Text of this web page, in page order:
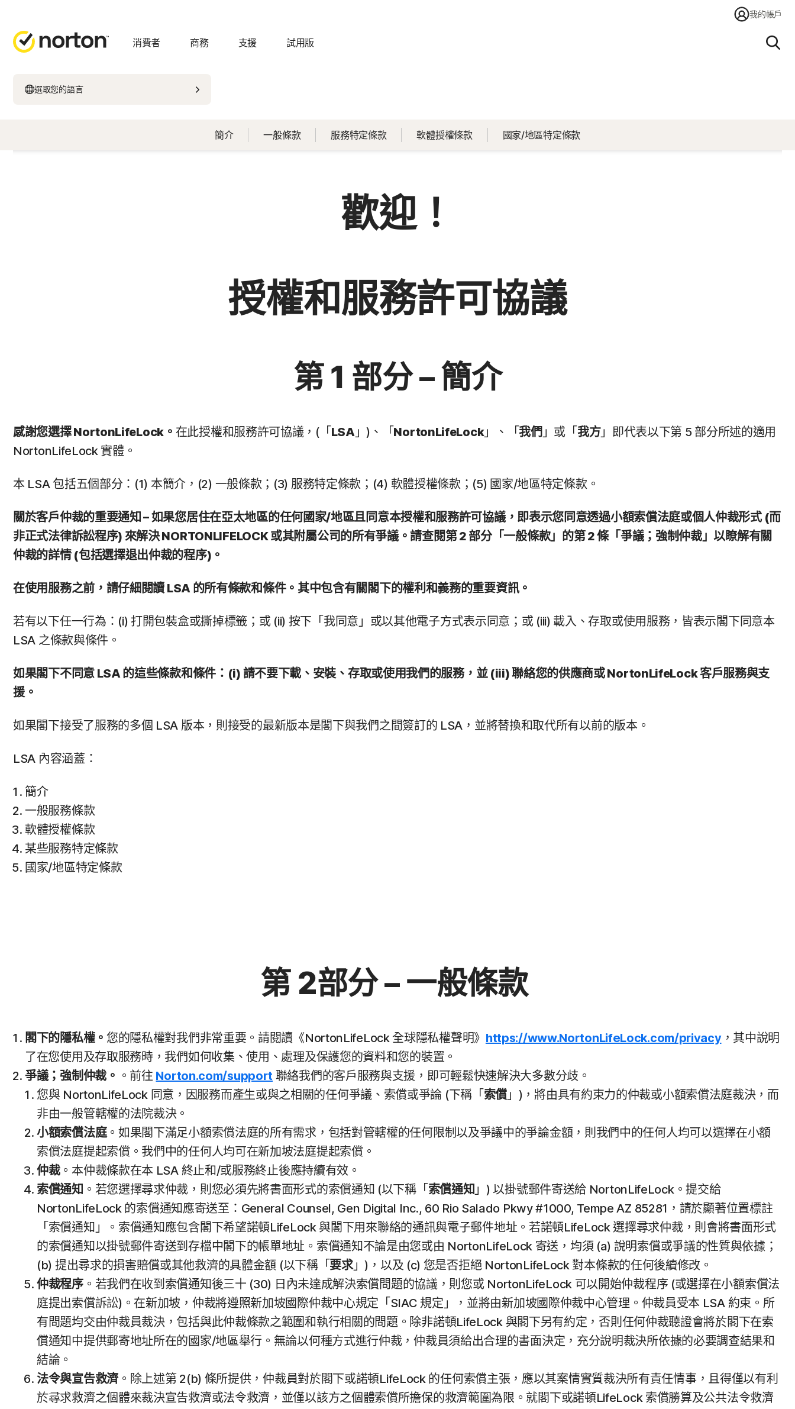
我的帳戶
消費者 商務 支援 試用版 搜尋
選取您的語言
簡介 一般條款 服務特定條款 軟體授權條款 國家/地區特定條款
歡迎！
授權和服務許可協議
第 1 部分 – 簡介
感謝您選擇 NortonLifeLock。 在此授權和服務許可協議，(「 LSA」)、「 NortonLifeLock」、「我們 」或「 我方」即代表以下第 5 部分所述的適用
NortonLifeLock 實體。
本 LSA 包括五個部分：(1) 本簡介，(2) 一般條款；(3) 服務特定條款；(4) 軟體授權條款；(5) 國家/地區特定條款。
關於客戶仲裁的重要通知 – 如果您居住在亞太地區的任何國家/地區且同意本授權和服務許可協議，即表示您同意透過小額索償法庭或個人仲裁形式 (而
非正式法律訴訟程序) 來解決 NORTONLIFELOCK 或其附屬公司的所有爭議。請查閱第 2 部分「一般條款」的第 2 條「爭議；強制仲裁」以瞭解有關
仲裁的詳情 (包括選擇退出仲裁的程序)。
在使用服務之前，請仔細閱讀 LSA 的所有條款和條件。其中包含有關閣下的權利和義務的重要資訊。
若有以下任一行為：(i) 打開包裝盒或撕掉標籤；或 (ii) 按下「我同意」或以其他電子方式表示同意；或 (iii) 載入、存取或使用服務，皆表示閣下同意本
LSA 之條款與條件。
如果閣下不同意 LSA 的這些條款和條件：(i) 請不要下載、安裝、存取或使用我們的服務，並 (iii) 聯絡您的供應商或 NortonLifeLock 客戶服務與支
援。
如果閣下接受了服務的多個 LSA 版本，則接受的最新版本是閣下與我們之間簽訂的 LSA，並將替換和取代所有以前的版本。
LSA 內容涵蓋：
簡介
一般服務條款
軟體授權條款
某些服務特定條款
國家/地區特定條款
第 2部分 – 一般條款
閣下的隱私權。 您的隱私權對我們非常重要。請閱讀《NortonLifeLock 全球隱私權聲明》 https://www.NortonLifeLock.com/privacy，其中說明
了在您使用及存取服務時，我們如何收集、使用、處理及保護您的資料和您的裝置。
爭議；強制仲裁。 。前往 Norton.com/support 聯絡我們的客戶服務與支援，即可輕鬆快速解決大多數分歧。
您與 NortonLifeLock 同意，因服務而產生或與之相關的任何爭議、索償或爭論 (下稱「 索償 」)，將由具有約束力的仲裁或小額索償法庭裁決，而
非由一般管轄權的法院裁決。
小額索償法庭。如果閣下滿足小額索償法庭的所有需求，包括對管轄權的任何限制以及爭議中的爭論金額，則我們中的任何人均可以選擇在小額
索償法庭提起索償。我們中的任何人均可在新加坡法庭提起索償。
仲裁。本仲裁條款在本 LSA 終止和/或服務終止後應持續有效。
索償通知 。若您選擇尋求仲裁，則您必須先將書面形式的索償通知 (以下稱「 索償通知 」) 以掛號郵件寄送給 NortonLifeLock。提交給
NortonLifeLock 的索償通知應寄送至：General Counsel, Gen Digital Inc., 60 Rio Salado Pkwy #1000, Tempe AZ 85281，請於顯著位置標註
「索償通知」。索償通知應包含閣下希望諾頓LifeLock 與閣下用來聯絡的通訊與電子郵件地址。若諾頓LifeLock 選擇尋求仲裁，則會將書面形式
的索償通知以掛號郵件寄送到存檔中閣下的帳單地址。索償通知不論是由您或由 NortonLifeLock 寄送，均須 (a) 說明索償或爭議的性質與依據；
(b) 提出尋求的損害賠償或其他救濟的具體金額 (以下稱「 要求」)，以及 (c) 您是否拒絕 NortonLifeLock 對本條款的任何後續修改。
仲裁程序。若我們在收到索償通知後三十 (30) 日內未達成解決索償問題的協議，則您或 NortonLifeLock 可以開始仲裁程序 (或選擇在小額索償法
庭提出索償訴訟)。在新加坡，仲裁將遵照新加坡國際仲裁中心規定「SIAC 規定」，並將由新加坡國際仲裁中心管理。仲裁員受本 LSA 約束。所
有問題均交由仲裁員裁決，包括與此仲裁條款之範圍和執行相關的問題。除非諾頓LifeLock 與閣下另有約定，否則任何仲裁聽證會將於閣下在索
償通知中提供郵寄地址所在的國家/地區舉行。無論以何種方式進行仲裁，仲裁員須給出合理的書面決定，充分說明裁決所依據的必要調查結果和
結論。
法令與宣告救濟。除上述第 2(b) 條所提供，仲裁員對於閣下或諾頓LifeLock 的任何索償主張，應以其案情實質裁決所有責任情事，且得僅以有利
於尋求救濟之個體來裁決宣告救濟或法令救濟，並僅以該方之個體索償所擔保的救濟範圍為限。就閣下或諾頓LifeLock 索償勝算及公共法令救濟